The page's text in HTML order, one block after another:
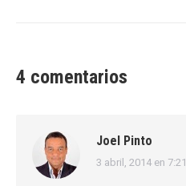
4 comentarios
Joel Pinto
dice:
3 abril, 2014 en 7:21